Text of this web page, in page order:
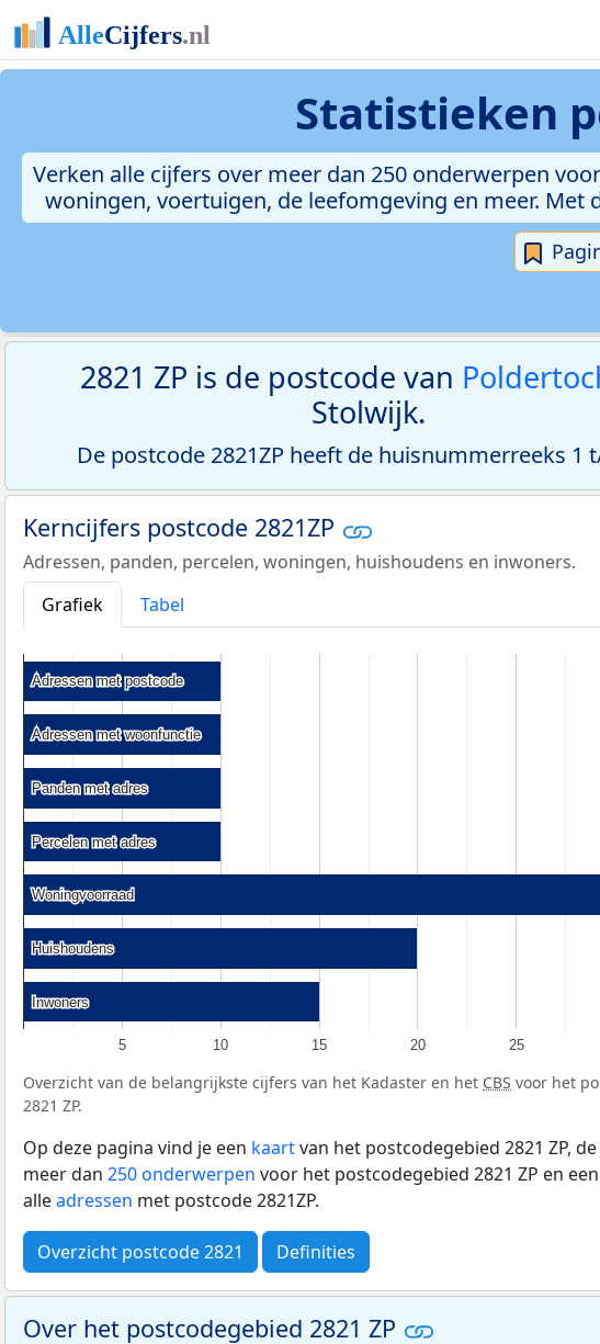
Statistieken
Verken alle cijfers over meer dan 250 onderwerpen
woningen, voertuigen, de leefomgeving en meer.
2821 ZP is de postcode van
Stolwijk.
De postcode 2821ZP heeft de huisnummerreeks 1
Kerncijfers postcode 2821ZP
Adressen, panden, percelen, woningen, huishoudens en inwoners.
Grafiek
Tabel
5 10 15 20 25
Adressen met postcode
Adressen met postcode
Adressen met woonfunctie
Adressen met woonfunctie
Panden met adres
Panden met adres
Percelen met adres
Percelen met adres
Woningvoorraad
Woningvoorraad
Huishoudens
Huishoudens
Inwoners
Inwoners
Overzicht van de belangrijkste cijfers van het Kadaster en het CBS voor het
2821 ZP.
Op deze pagina vind je een kaartvan het postcodegebied 2821 ZP,
meer dan 250 onderwerpen voor het postcodegebied 2821 ZP en
alleadressen met postcode 2821ZP.
Overzicht postcode 2821 Definities
Over het postcodegebied 2821 ZP